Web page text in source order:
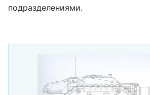
подразделениями.